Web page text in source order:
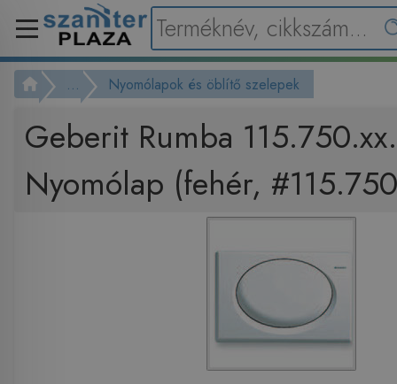
... Nyomólapok és öblítő szelepek
Geberit Rumba
Nyomólap (fehér,